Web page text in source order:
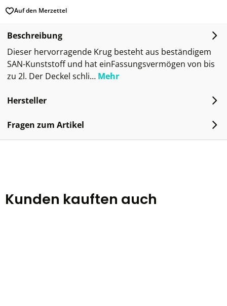
Auf den Merzettel
Beschreibung
Dieser hervorragende Krug besteht aus beständigem
SAN-Kunststoff und hat einFassungsvermögen von bis
zu 2l. Der Deckel schli… Mehr
Hersteller
Fragen zum Artikel
Kunden kauften auch